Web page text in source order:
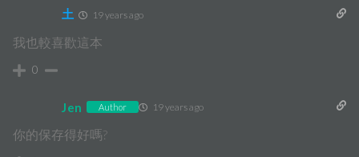
土 19 years ago
我也較喜歡這本
0
Jen Author 19 years ago
你的保存得好嗎?